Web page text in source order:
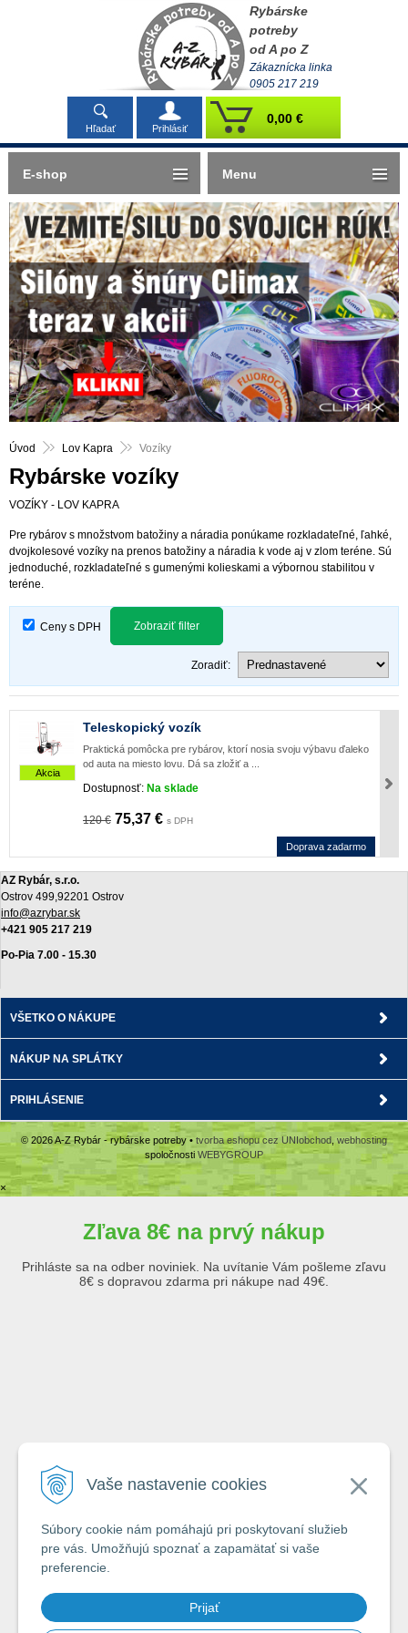
Vaše nastavenie cookies
Súbory cookie nám pomáhajú pri poskytovaní služieb
pre vás. Umožňujú spoznať a zapamätať si vaše
preferencie.
Prijať
Rybárske
potreby
od A po Z
Zákaznícka linka
0905 217 219
Hľadať Prihlásiť
0,00 €
Úvod Lov Kapra Vozíky
Rybárske vozíky
VOZÍKY - LOV KAPRA
Pre rybárov s množstvom batožiny a náradia ponúkame rozkladateľné, ľahké,
dvojkolesové vozíky na prenos batožiny a náradia k vode aj v zlom teréne. Sú
jednoduché, rozkladateľné s gumenými kolieskami a výbornou stabilitou v
teréne.
Ceny s DPH Zobraziť filter
Zoradiť:
Akcia
Teleskopický vozík
Praktická pomôcka pre rybárov, ktorí nosia svoju výbavu ďaleko
od auta na miesto lovu. Dá sa zložiť a ...
Dostupnosť: Na sklade
120 € 75,37 € s DPH
Doprava zadarmo
E-shop
AZ Rybár, s.r.o.
Ostrov 499,92201 Ostrov
info@azrybar.sk
+421 905 217 219
Po-Pia 7.00 - 15.30
VŠETKO O NÁKUPE
NÁKUP NA SPLÁTKY
PRIHLÁSENIE
Menu
© 2026 A-Z Rybár - rybárske potreby • tvorba eshopu cez UNIobchod webhosting
spoločnosti WEBYGROUP
×
Zľava 8€ na prvý nákup
Prihláste sa na odber noviniek. Na uvítanie Vám pošleme zľavu
8€ s dopravou zdarma pri nákupe nad 49€.
Odoslaním formuláru súhlasím so zásadami
ochrany a spracovávania
osobných údajov spoločnosti A-Z Rybár s.r.o.